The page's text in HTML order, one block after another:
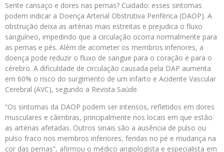
Sente cansaço e dores nas pernas? Cuidado: esses sintomas
podem indicar a Doença Arterial Obstrutiva Periférica (DAOP). A
obstrução deixa as artérias mais estreitas e prejudica o fluxo
sanguíneo, impedindo que a circulação ocorra normalmente para
as pernas e pés. Além de acometer os membros inferiores, a
doença pode reduzir o fluxo de sangue para o coração e para o
cérebro. A dificuldade de circulação causada pela DAP aumenta
em 60% o risco do surgimento de um infarto e Acidente Vascular
Cerebral (AVC), segundo a Revista Saúde.
“Os sintomas da DAOP podem ser intensos, refletidos em dores
musculares e câimbras, principalmente nos locais em que estão
as artérias afetadas. Outros sinais são a ausência de pulso ou
pulso fraco nos membros inferiores, feridas no pé e mudança na
cor das pernas”, afirmou o médico angiologista e especialista em